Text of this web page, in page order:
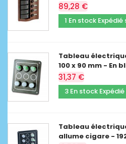
89,28 €
1 En stock
Tableau
100 x 90 mm - En
31,37 €
3 En stock
Tableau
allume cigare -